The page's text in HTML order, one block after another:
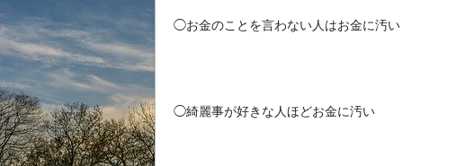
◯お金のことを言わない人はお金に汚い
◯綺麗事が好きな人ほどお金に汚い